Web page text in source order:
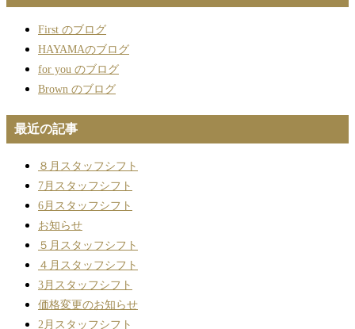
First のブログ
HAYAMAのブログ
for you のブログ
Brown のブログ
最近の記事
８月スタッフシフト
7月スタッフシフト
6月スタッフシフト
お知らせ
５月スタッフシフト
４月スタッフシフト
3月スタッフシフト
価格変更のお知らせ
2月スタッフシフト